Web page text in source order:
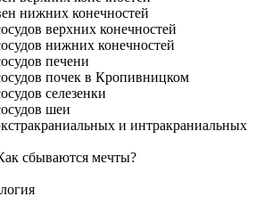
нижних конечностей
верхних конечностей
нижних конечностей
печени
почек в Кропивницком
селезенки
шеи
и интракраниальных
сбываются мечты?